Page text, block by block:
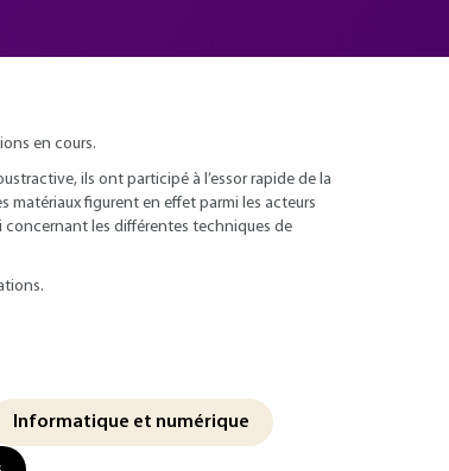
en cours.
ils ont participé à l’essor rapide de la
matériaux figurent en effet parmi les acteurs
concernant les différentes techniques de
Informatique et numérique